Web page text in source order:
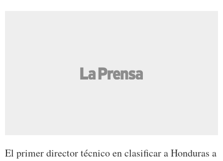
El primer director técnico en clasificar a Honduras a